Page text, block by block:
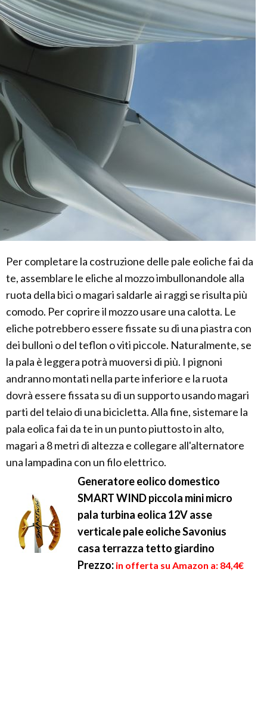
Per completare la costruzione delle pale eoliche fai da
te, assemblare le eliche al mozzo imbullonandole alla
ruota della bici o magari saldarle ai raggi se risulta più
comodo. Per coprire il mozzo usare una calotta. Le
eliche potrebbero essere fissate su di una piastra con
dei bulloni o del teflon o viti piccole. Naturalmente, se
la pala è leggera potrà muoversi di più. I pignoni
andranno montati nella parte inferiore e la ruota
dovrà essere fissata su di un supporto usando magari
parti del telaio di una bicicletta. Alla fine, sistemare la
pala eolica fai da te in un punto piuttosto in alto,
magari a 8 metri di altezza e collegare all'alternatore
una lampadina con un filo elettrico.
Generatore eolico domestico
SMART WIND piccola mini micro
pala turbina eolica 12V asse
verticale pale eoliche Savonius
casa terrazza tetto giardino
Prezzo: in offerta su Amazon a: 84,4€